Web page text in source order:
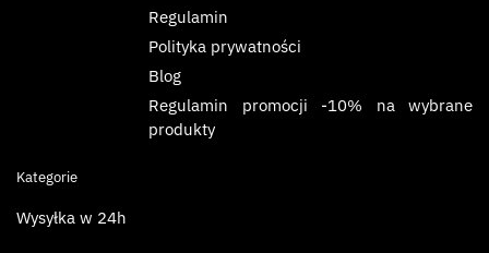
Regulamin
Polityka prywatności
Blog
Regulamin promocji -10% na wybrane
produkty
Kategorie
Wysyłka w 24h